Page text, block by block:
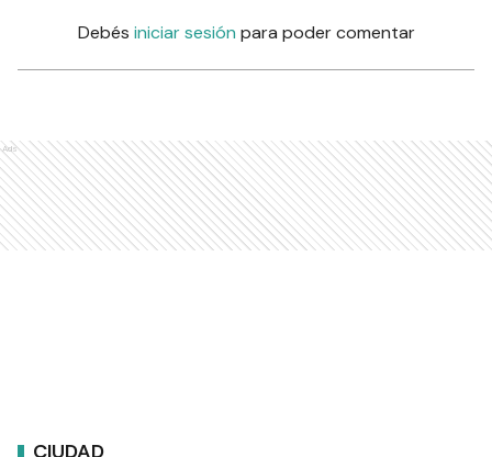
Debés iniciar sesión para poder comentar
Ads